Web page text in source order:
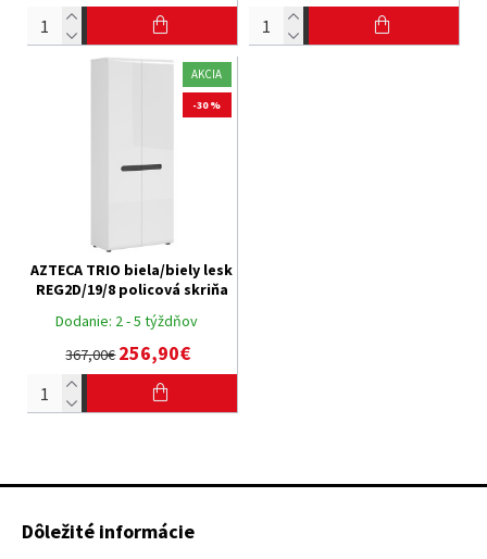
AKCIA
-30 %
Dodanie: 2 - 5 týždňov
AZTECA TRIO biela/biely lesk
REG2D/19/8 policová skriňa
367,00€256,90€
Dôležité informácie